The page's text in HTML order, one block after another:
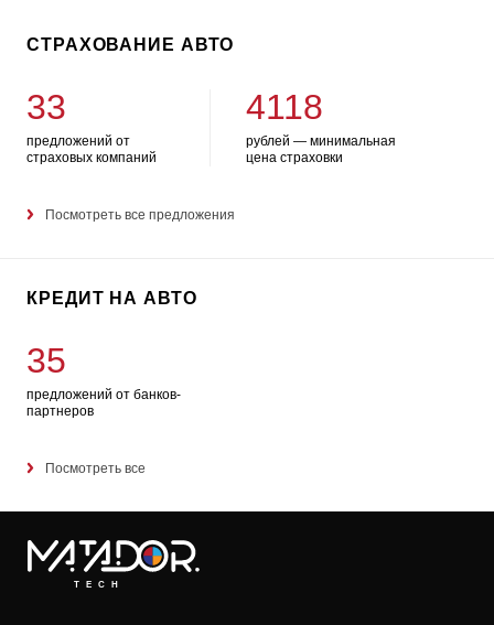
СТРАХОВАНИЕ АВТО
33
предложений от
страховых компаний
4118
рублей — минимальная
цена страховки
Посмотреть все предложения
КРЕДИТ НА АВТО
35
предложений от банков-
партнеров
Посмотреть все
TECH